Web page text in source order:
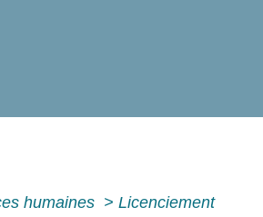
humaines > Licenciement